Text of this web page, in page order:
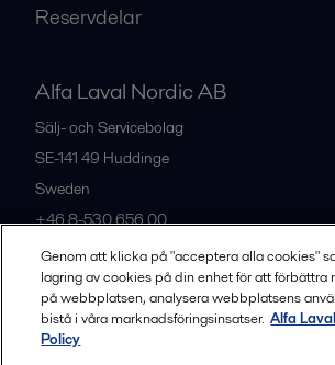
Reservdelar
Alfa Laval Nordic AB
Sälj- och Servicebolag
SE-141 49 Huddinge
Sweden
+46 8-530 656 00
Alla kontor och partners
Genom att klicka på "acceptera alla cookies"
lagring av cookies på din enhet för att förbättra
på webbplatsen, analysera webbplatsens
bistå i våra marknadsföringsinsatser. Alfa
Policy